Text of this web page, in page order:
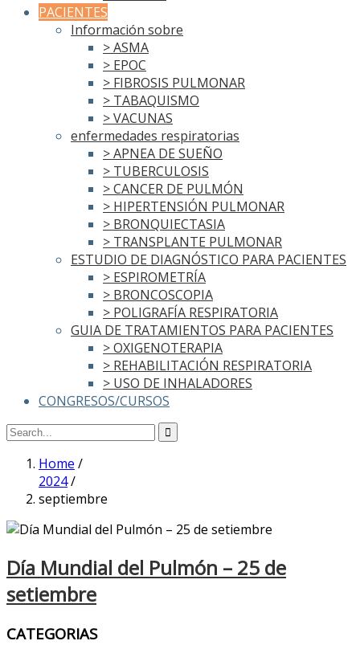
PACIENTES
Información sobre
> ASMA
> EPOC
> FIBROSIS PULMONAR
> TABAQUISMO
> VACUNAS
enfermedades respiratorias
> APNEA DE SUEÑO
> TUBERCULOSIS
> CANCER DE PULMÓN
> HIPERTENSIÓN PULMONAR
> BRONQUIECTASIA
> TRANSPLANTE PULMONAR
ESTUDIO DE DIAGNÓSTICO PARA PACIENTES
> ESPIROMETRÍA
> BRONCOSCOPIA
> POLIGRAFÍA RESPIRATORIA
GUIA DE TRATAMIENTOS PARA PACIENTES
> OXIGENOTERAPIA
> REHABILITACIÓN RESPIRATORIA
> USO DE INHALADORES
CONGRESOS/CURSOS
Home /
2024/
septiembre
Día Mundial del Pulmón – 25 de
setiembre
CATEGORIAS